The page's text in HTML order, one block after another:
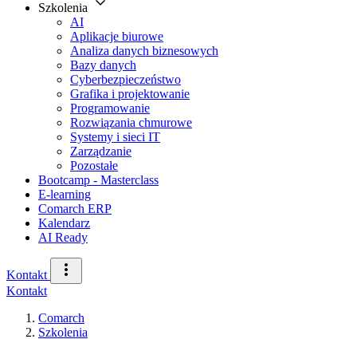
Szkolenia
AI
Aplikacje biurowe
Analiza danych biznesowych
Bazy danych
Cyberbezpieczeństwo
Grafika i projektowanie
Programowanie
Rozwiązania chmurowe
Systemy i sieci IT
Zarządzanie
Pozostałe
Bootcamp - Masterclass
E-learning
Comarch ERP
Kalendarz
AI Ready
Kontakt
Kontakt
Comarch
Szkolenia